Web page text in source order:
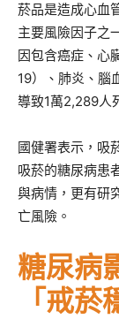
菸品是造成心血
主要風險因子之
因包含癌症、心
19）、肺炎、腦
導致1萬2,289人
國健署表示，吸
吸菸的糖尿病患
與病情，更有研
亡風險。
糖尿病
「戒菸